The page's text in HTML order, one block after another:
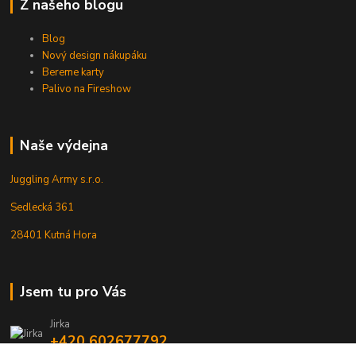
Z našeho blogu
Blog
Nový design nákupáku
Bereme karty
Palivo na Fireshow
Naše výdejna
Juggling Army s.r.o.
Sedlecká 361
28401 Kutná Hora
Jsem tu pro Vás
Jirka
+420 602677792